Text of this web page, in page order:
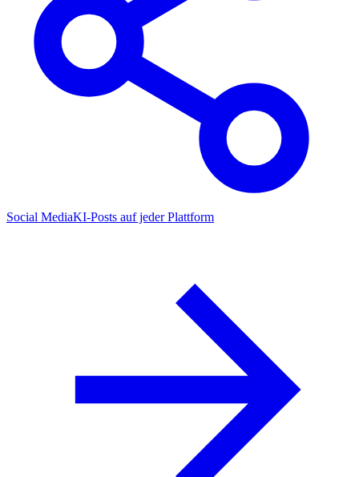
Social MediaKI-Posts auf jeder Plattform